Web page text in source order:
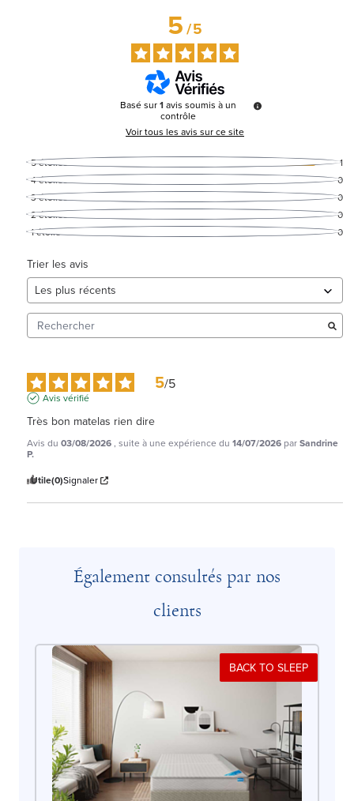
5/5
Basé sur1 avis soumis à un
contrôle
Voir tous les avis sur ce site
5étoiles
1
4étoiles
0
3étoiles
0
2étoiles
0
1étoile 0
Trier les avis
5/5
Avis vérifié
Très bon matelas rien dire
Avis du 03/08/2026, suite à une expérience du 14/07/2026 parSandrine
P.
Utile(0)Signaler
Également consultés par nos
clients
BACK TO SLEEP